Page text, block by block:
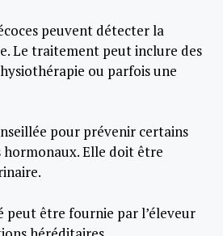
peuvent détecter la
Le traitement peut inclure des
ou parfois une
pour prévenir certains
hormonaux. Elle doit être
peut être fournie par l’éleveur